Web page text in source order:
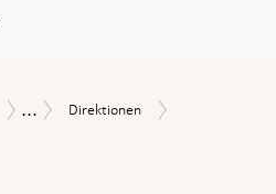
Dagordningar
... Direktionen
Direktionen